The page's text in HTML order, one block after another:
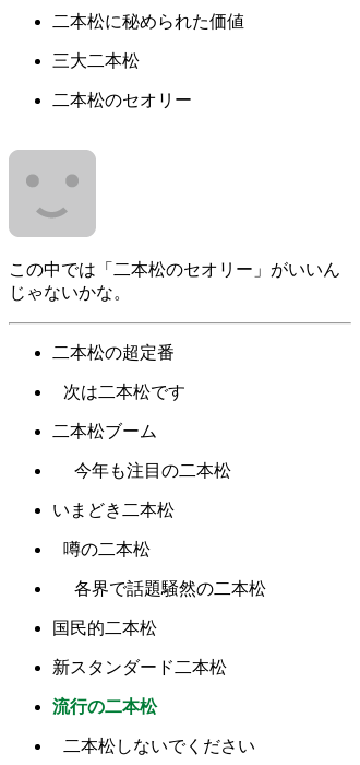
二本松に秘められた価値
三大二本松
二本松のセオリー
この中では「二本松のセオリー」がいいん
じゃないかな。
二本松の超定番
次は二本松です
二本松ブーム
今年も注目の二本松
いまどき二本松
噂の二本松
各界で話題騒然の二本松
国民的二本松
新スタンダード二本松
流行の二本松
二本松しないでください